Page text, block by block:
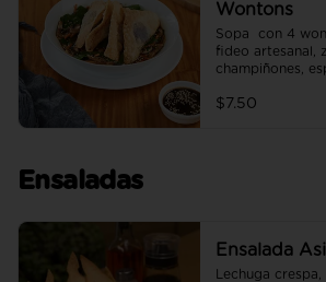
Wontons
Sopa  con 4
fideo artesanal,
champiñones,
$7.50
Ensaladas
Ensalada
Lechuga